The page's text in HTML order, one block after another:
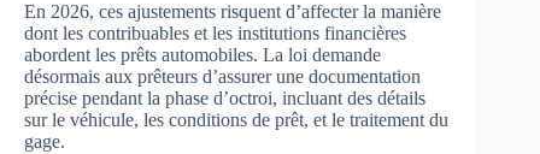
En 2026, ces ajustements risquent d’affecter la manière
dont les contribuables et les institutions financières
abordent les prêts automobiles. La loi demande
désormais aux prêteurs d’assurer une documentation
précise pendant la phase d’octroi, incluant des détails
sur le véhicule, les conditions de prêt, et le traitement du
gage.